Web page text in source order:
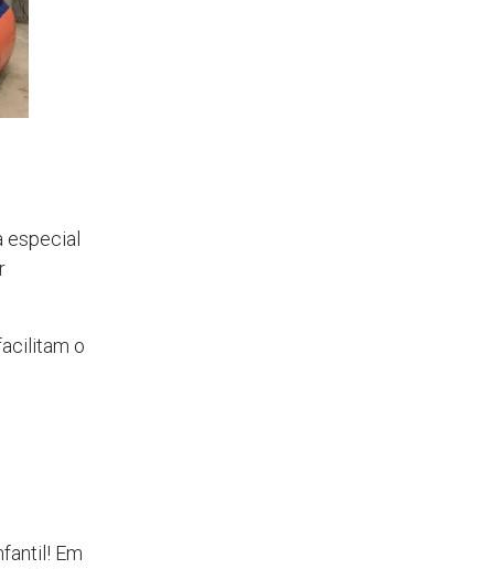
especial
o
Em